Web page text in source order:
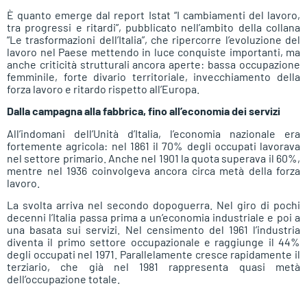
È quanto emerge dal report Istat “I cambiamenti del lavoro,
tra progressi e ritardi”, pubblicato nell’ambito della collana
“Le trasformazioni dell’Italia”, che ripercorre l’evoluzione del
lavoro nel Paese mettendo in luce conquiste importanti, ma
anche criticità strutturali ancora aperte: bassa occupazione
femminile, forte divario territoriale, invecchiamento della
forza lavoro e ritardo rispetto all’Europa.
Dalla campagna alla fabbrica, fino all’economia dei servizi
All’indomani dell’Unità d’Italia, l’economia nazionale era
fortemente agricola: nel 1861 il 70% degli occupati lavorava
nel settore primario. Anche nel 1901 la quota superava il 60%,
mentre nel 1936 coinvolgeva ancora circa metà della forza
lavoro.
La svolta arriva nel secondo dopoguerra. Nel giro di pochi
decenni l’Italia passa prima a un’economia industriale e poi a
una basata sui servizi. Nel censimento del 1961 l’industria
diventa il primo settore occupazionale e raggiunge il 44%
degli occupati nel 1971. Parallelamente cresce rapidamente il
terziario, che già nel 1981 rappresenta quasi metà
dell’occupazione totale.